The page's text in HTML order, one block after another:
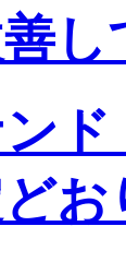
し
お